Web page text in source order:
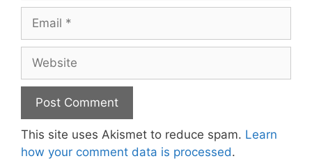
This site uses Akismet to reduce spam. Learn
how your comment data is processed.